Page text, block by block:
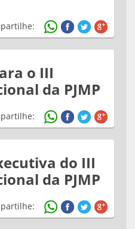
o III
da PJMP
do III
da PJMP